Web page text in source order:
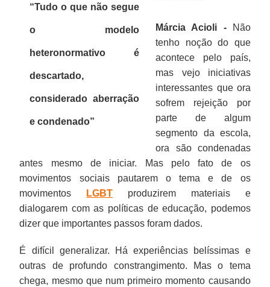
“Tudo o que não segue
o modelo
heteronormativo é
descartado,
considerado aberração
e condenado”
Márcia Acioli -Não
tenho noção do que
acontece pelo país,
mas vejo iniciativas
interessantes que ora
sofrem rejeição por
parte de algum
segmento da escola,
ora são condenadas
antes mesmo de iniciar. Mas pelo fato de os
movimentos sociais pautarem o tema e de os
movimentos
LGBT produzirem materiais e
dialogarem com as políticas de educação, podemos
dizer que importantes passos foram dados.
É difícil generalizar. Há experiências belíssimas e
outras de profundo constrangimento. Mas o tema
chega, mesmo que num primeiro momento causando